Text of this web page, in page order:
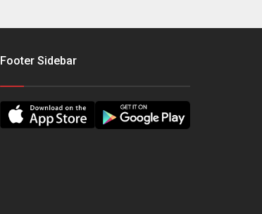
Footer Sidebar